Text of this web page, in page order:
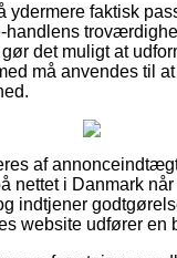
ydermere faktisk
handlens
det muligt at
må anvendes til
af
nettet i Danmark
indtjener
website udfører en